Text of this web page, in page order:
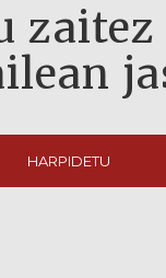
zaitez
HARPIDETU